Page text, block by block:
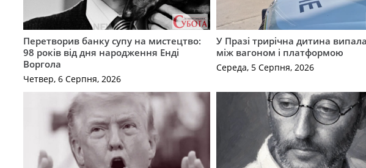
Перетворив банку супу на мистецтво:
98 років від дня народження Енді
Воргола
Четвер, 6 Серпня, 2026
У Празі трирічна дитина
між вагоном і платформою
Середа, 5 Серпня, 2026